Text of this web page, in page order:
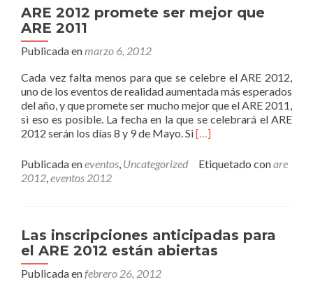
en
el
ARE 2012 promete ser mejor que
ARE 2011
Publicada enmarzo 6, 2012
Cada vez falta menos para que se celebre el ARE 2012,
uno de los eventos de realidad aumentada más esperados
del año, y que promete ser mucho mejor que el ARE 2011,
si eso es posible. La fecha en la que se celebrará el ARE
2012 serán los días 8 y 9 de Mayo. SiLeer
2012
promete
ARE
2011
[…]
Publicada eneventos, Uncategorized Etiquetado conare
2012,eventos 2012
Las inscripciones anticipadas para
el ARE 2012 están abiertas
Publicada enfebrero 26, 2012